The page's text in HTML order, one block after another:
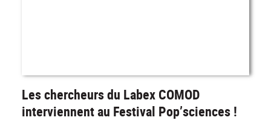
Les chercheurs du Labex COMOD
interviennent au Festival Pop’sciences !